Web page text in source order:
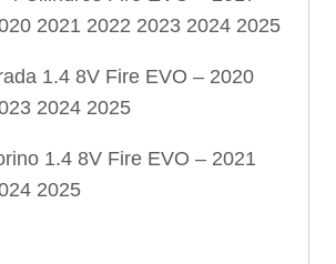
2021 2022 2023 2024 2025
1.4 8V Fire EVO – 2020
2024 2025
1.4 8V Fire EVO – 2021
2025